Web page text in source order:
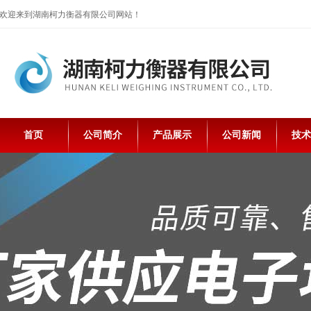
欢迎来到湖南柯力衡器有限公司网站！
首页 公司简介 产品展示 公司新闻 技